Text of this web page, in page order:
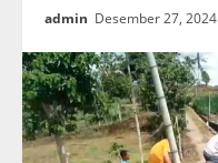
admin Desember 27, 2024